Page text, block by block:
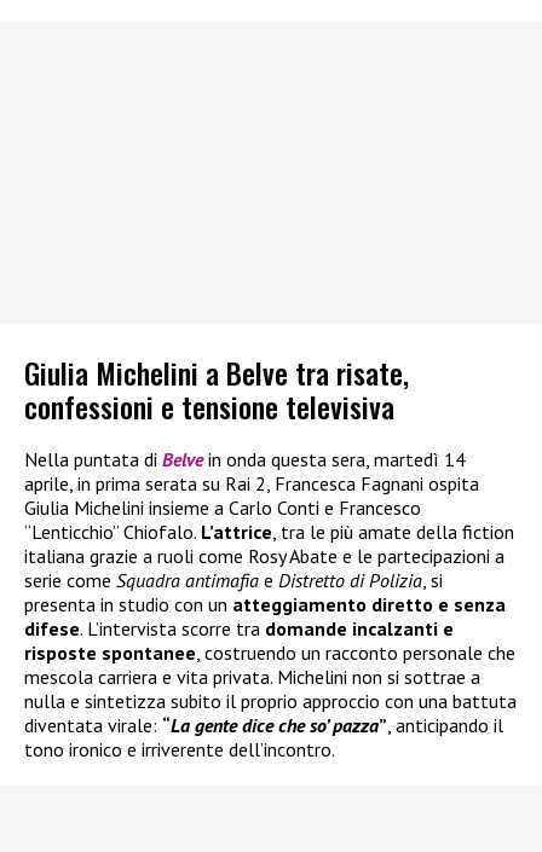
Giulia Michelini a Belve tra risate,
confessioni e tensione televisiva
Nella puntata di Belve in onda questa sera, martedì 14
aprile, in prima serata su Rai 2, Francesca Fagnani ospita
Giulia Michelini insieme a Carlo Conti e Francesco
“Lenticchio” Chiofalo. L’attrice, tra le più amate della fiction
italiana grazie a ruoli come Rosy Abate e le partecipazioni a
serie come Squadra antimafia e Distretto di Polizia, si
presenta in studio con un atteggiamento diretto e senza
difese. L’intervista scorre tra domande incalzanti e
risposte spontanee, costruendo un racconto personale che
mescola carriera e vita privata. Michelini non si sottrae a
nulla e sintetizza subito il proprio approccio con una battuta
diventata virale: “La gente dice che so’ pazza”, anticipando il
tono ironico e irriverente dell’incontro.